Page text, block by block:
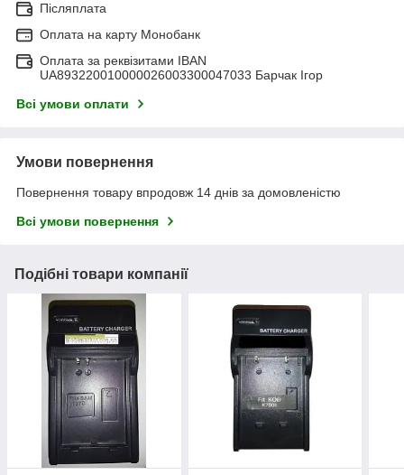
Післяплата
Оплата на карту Монобанк
Оплата за реквізитами IBAN
UA893220010000026003300047033 Барчак Ігор
Всі умови оплати
Умови повернення
Повернення товару впродовж 14 днів за домовленістю
Всі умови повернення
Подібні товари компанії